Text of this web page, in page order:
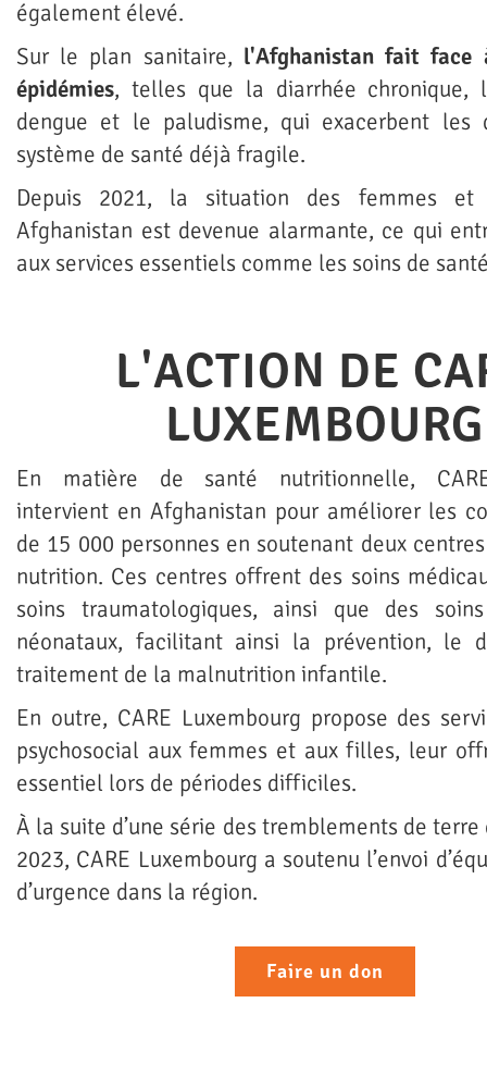
également élevé.
Sur le plan sanitaire, l'Afghanistan fait face
épidémies, telles que la diarrhée chronique,
dengue et le paludisme, qui exacerbent les
système de santé déjà fragile.
Depuis 2021, la situation des femmes
Afghanistan est devenue alarmante, ce qui
aux services essentiels comme les soins de
L'ACTION DE
LUXEMBOURG
En matière de santé nutritionnelle,
intervient en Afghanistan pour améliorer les
de 15 000 personnes en soutenant deux
nutrition. Ces centres offrent des soins
soins traumatologiques, ainsi que des
néonataux, facilitant ainsi la prévention, le
traitement de la malnutrition infantile.
En outre, CARE Luxembourg propose des
psychosocial aux femmes et aux filles, leur
essentiel lors de périodes difficiles.
À la suite d’une série des tremblements de
2023, CARE Luxembourg a soutenu l’envoi
d’urgence dans la région.
Faire un don